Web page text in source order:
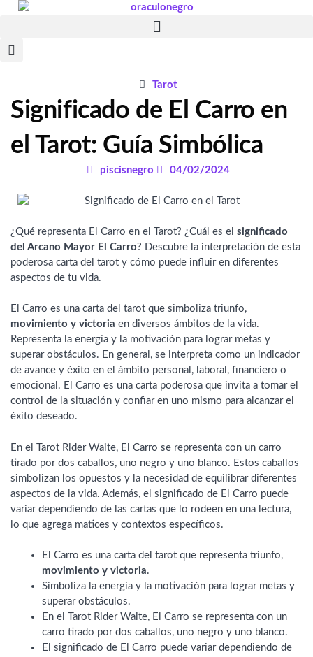
Tarot
Significado de El Carro en
el Tarot: Guía Simbólica
piscisnegro 04/02/2024
¿Qué representa El Carro en el Tarot? ¿Cuál es el significado
del Arcano Mayor El Carro? Descubre la interpretación de esta
poderosa carta del tarot y cómo puede influir en diferentes
aspectos de tu vida.
El Carro es una carta del tarot que simboliza triunfo,
movimiento y victoria en diversos ámbitos de la vida.
Representa la energía y la motivación para lograr metas y
superar obstáculos. En general, se interpreta como un indicador
de avance y éxito en el ámbito personal, laboral, financiero o
emocional. El Carro es una carta poderosa que invita a tomar el
control de la situación y confiar en uno mismo para alcanzar el
éxito deseado.
En el Tarot Rider Waite, El Carro se representa con un carro
tirado por dos caballos, uno negro y uno blanco. Estos caballos
simbolizan los opuestos y la necesidad de equilibrar diferentes
aspectos de la vida. Además, el significado de El Carro puede
variar dependiendo de las cartas que lo rodeen en una lectura,
lo que agrega matices y contextos específicos.
El Carro es una carta del tarot que representa triunfo,
movimiento y victoria.
Simboliza la energía y la motivación para lograr metas y
superar obstáculos.
En el Tarot Rider Waite, El Carro se representa con un
carro tirado por dos caballos, uno negro y uno blanco.
El significado de El Carro puede variar dependiendo de